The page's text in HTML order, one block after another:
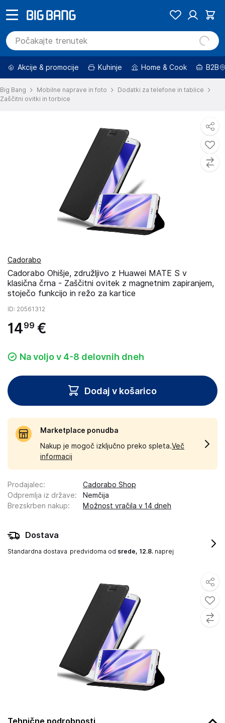
Akcije & promocije Kuhinje Home & Cook B2B
Big Bang Mobilne naprave in foto
Dodatki za telefone in tablice
Zaščitni ovitki in torbice
Tehnične podrobnosti
Cadorabo
Cadorabo Ohišje, združljivo z Huawei MATE S v
klasična črna - Zaščitni ovitek z magnetnim zapiranjem,
stoječo funkcijo in režo za kartice
ID: 20561312
1499 €
Na voljo v 4-8 delovnih dneh
Dodaj v košarico
Marketplace ponudba
Nakup je mogoč izključno preko spleta.Več
informacij
Prodajalec:
Cadorabo Shop
Odpremlja iz države:
Nemčija
Brezskrben nakup: Možnost vračila v 14 dneh
Dostava
Standardna dostava predvidoma od srede, 12.8. naprej